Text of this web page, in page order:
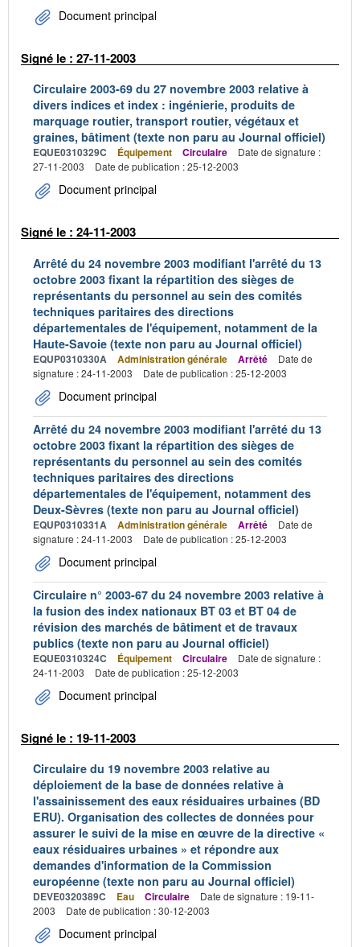
Document principal
Signé le : 27-11-2003
Circulaire 2003-69 du 27 novembre 2003 relative à
divers indices et index : ingénierie, produits de
marquage routier, transport routier, végétaux et
graines, bâtiment (texte non paru au Journal officiel)
EQUE0310329C Équipement Circulaire
Date de signature :
27-11-2003
Date de publication : 25-12-2003
Document principal
Signé le : 24-11-2003
Arrêté du 24 novembre 2003 modifiant l'arrêté du 13
octobre 2003 fixant la répartition des sièges de
représentants du personnel au sein des comités
techniques paritaires des directions
départementales de l'équipement, notamment de la
Haute-Savoie (texte non paru au Journal officiel)
EQUP0310330A Administration générale Arrêté
Date de
signature : 24-11-2003
Date de publication : 25-12-2003
Document principal
Arrêté du 24 novembre 2003 modifiant l'arrêté du 13
octobre 2003 fixant la répartition des sièges de
représentants du personnel au sein des comités
techniques paritaires des directions
départementales de l'équipement, notamment des
Deux-Sèvres (texte non paru au Journal officiel)
EQUP0310331A Administration générale Arrêté
Date de
signature : 24-11-2003
Date de publication : 25-12-2003
Document principal
Circulaire n° 2003-67 du 24 novembre 2003 relative à
la fusion des index nationaux BT 03 et BT 04 de
révision des marchés de bâtiment et de travaux
publics (texte non paru au Journal officiel)
EQUE0310324C Équipement Circulaire
Date de signature :
24-11-2003
Date de publication : 25-12-2003
Document principal
Signé le : 19-11-2003
Circulaire du 19 novembre 2003 relative au
déploiement de la base de données relative à
l'assainissement des eaux résiduaires urbaines (BD
ERU). Organisation des collectes de données pour
assurer le suivi de la mise en œuvre de la directive «
eaux résiduaires urbaines » et répondre aux
demandes d'information de la Commission
européenne (texte non paru au Journal officiel)
DEVE0320389C Eau Circulaire
Date de signature : 19-11-
2003
Date de publication : 30-12-2003
Document principal